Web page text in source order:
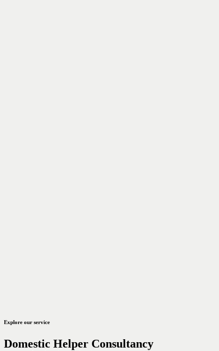
Explore our service
Domestic Helper Consultancy